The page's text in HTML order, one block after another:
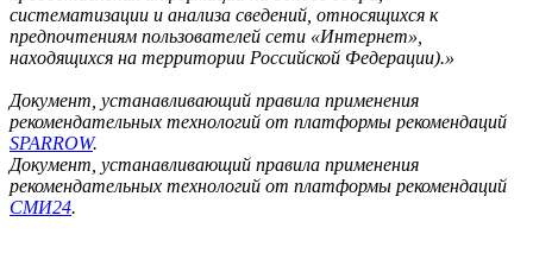
систематизации и анализа сведений, относящихся к
предпочтениям пользователей сети «Интернет»,
находящихся на территории Российской Федерации).»
Документ, устанавливающий правила применения
рекомендательных технологий от платформы рекомендаций
SPARROW.
Документ, устанавливающий правила применения
рекомендательных технологий от платформы рекомендаций
СМИ24.